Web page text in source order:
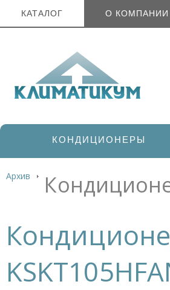
КАТАЛОГ О КОМПАНИИ
КОНДИЦИОНЕРЫ
Архив